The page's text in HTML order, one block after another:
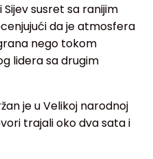
susret sa ranijim
da je atmosfera
nego tokom
lidera sa drugim
je u Velikoj narodnoj
trajali oko dva sata i